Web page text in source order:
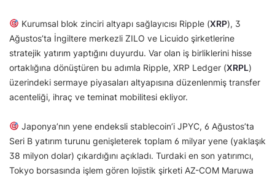
Kurumsal blok zinciri altyapı sağlayıcısı Ripple (XRP), 3
Ağustos’ta İngiltere merkezli ZILO ve Licuido şirketlerine
stratejik yatırım yaptığını duyurdu. Var olan iş birliklerini hisse
ortaklığına dönüştüren bu adımla Ripple, XRP Ledger (XRPL)
üzerindeki sermaye piyasaları altyapısına düzenlenmiş transfer
acenteliği, ihraç ve teminat mobilitesi ekliyor.
Japonya’nın yene endeksli stablecoin’i JPYC, 6 Ağustos’ta
Seri B yatırım turunu genişleterek toplam 6 milyar yene (yaklaşık
38 milyon dolar) çıkardığını açıkladı. Turdaki en son yatırımcı,
Tokyo borsasında işlem gören lojistik şirketi AZ-COM Maruwa